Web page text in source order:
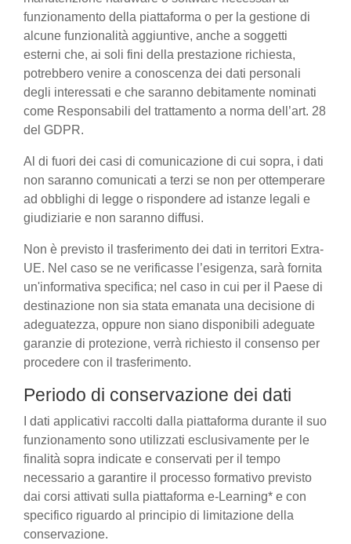
funzionamento della piattaforma o per la gestione di
alcune funzionalità aggiuntive, anche a soggetti
esterni che, ai soli fini della prestazione richiesta,
potrebbero venire a conoscenza dei dati personali
degli interessati e che saranno debitamente nominati
come Responsabili del trattamento a norma dell’art. 28
del GDPR.
Al di fuori dei casi di comunicazione di cui sopra, i dati
non saranno comunicati a terzi se non per ottemperare
ad obblighi di legge o rispondere ad istanze legali e
giudiziarie e non saranno diffusi.
Non è previsto il trasferimento dei dati in territori Extra-
UE. Nel caso se ne verificasse l’esigenza, sarà fornita
un'informativa specifica; nel caso in cui per il Paese di
destinazione non sia stata emanata una decisione di
adeguatezza, oppure non siano disponibili adeguate
garanzie di protezione, verrà richiesto il consenso per
procedere con il trasferimento.
Periodo di conservazione dei dati
I dati applicativi raccolti dalla piattaforma durante il suo
funzionamento sono utilizzati esclusivamente per le
finalità sopra indicate e conservati per il tempo
necessario a garantire il processo formativo previsto
dai corsi attivati sulla piattaforma e-Learning* e con
specifico riguardo al principio di limitazione della
conservazione.